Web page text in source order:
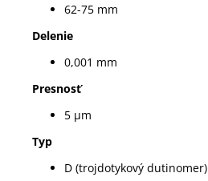
62-75 mm
Delenie
0,001 mm
Presnosť
5 µm
Typ
D (trojdotykový dutinomer)